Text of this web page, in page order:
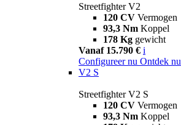
Streetfighter V2
120 CV Vermogen
93,3 Nm Koppel
178 Kg gewicht
Vanaf 15.790 € i
Configureer nu Ontdek nu
V2 S
Streetfighter V2 S
120 CV Vermogen
93,3 Nm Koppel